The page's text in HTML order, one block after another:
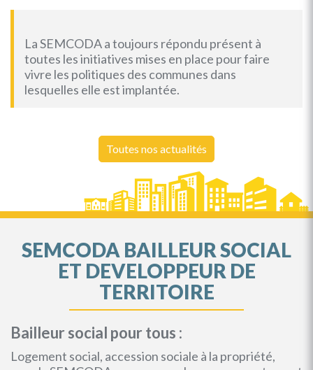
La SEMCODA a toujours répondu présent à
toutes les initiatives mises en place pour faire
vivre les politiques des communes dans
lesquelles elle est implantée.
Toutes nos actualités
SEMCODA BAILLEUR SOCIAL
ET DEVELOPPEUR DE
TERRITOIRE
Bailleur social pour tous :
Logement social, accession sociale à la propriété,